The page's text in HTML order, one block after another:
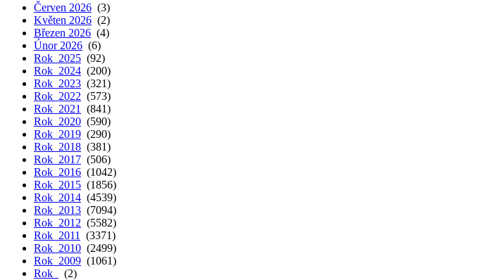
Červen 2026 (3)
Květen 2026 (2)
Březen 2026 (4)
Únor 2026 (6)
Rok 2025 (92)
Rok 2024 (200)
Rok 2023 (321)
Rok 2022 (573)
Rok 2021
(841)
Rok 2020 (590)
Rok 2019 (290)
Rok 2018 (381)
Rok 2017 (506)
Rok 2016 (1042)
Rok 2015 (1856)
Rok 2014 (4539)
Rok 2013 (7094)
Rok 2012 (5582)
Rok 2011
(3371)
Rok 2010 (2499)
Rok 2009 (1061)
Rok
(2)